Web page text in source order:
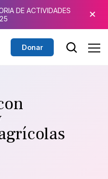
DE ACTIVIDADES
×
Donar